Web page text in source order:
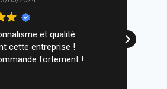
et qualité
cette entreprise !
fortement !